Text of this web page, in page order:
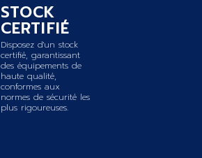
STOCK
CERTIFIÉ
Disposez d'un stock
certifié, garantissant
des équipements de
haute qualité,
conformes aux
normes de sécurité les
plus rigoureuses.